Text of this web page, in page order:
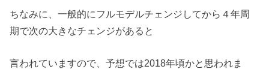
ちなみに、一般的にフルモデルチェンジしてから４年周
期で次の大きなチェンジがあると
言われていますので、予想では2018年頃かと思われま